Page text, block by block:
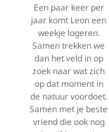
Een paar keer per
jaar komt Leon een
weekje logeren.
Samen trekken we
dan het veld in op
zoek naar wat zich
op dat moment in
de natuur voordoet.
Samen met je beste
vriend die ook nog